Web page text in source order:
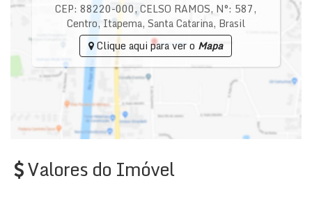
CEP: 88220-000,CELSO RAMOS, N°: 587,
Centro, Itapema, Santa Catarina, Brasil
Clique aqui para ver o Mapa
Valores do Imóvel